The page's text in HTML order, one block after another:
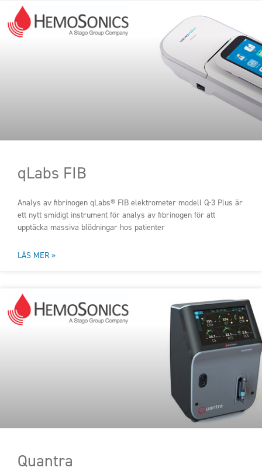
qLabs FIB
Analys av fibrinogen qLabs® FIB elektrometer modell Q-3 Plus är
ett nytt smidigt instrument för analys av fibrinogen för att
upptäcka massiva blödningar hos patienter
LÄS MER »
Quantra